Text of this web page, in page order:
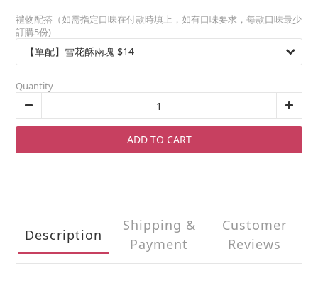
禮物配搭（如需指定口味在付款時填上，如有口味要求，每款口味最少
訂購5份)
Quantity
ADD TO CART
Description
Shipping &
Payment
Customer
Reviews